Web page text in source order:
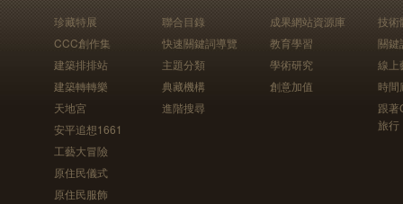
珍藏特展
CCC創作集
建築排排站
建築轉轉樂
天地宮
安平追想1661
工藝大冒險
原住民儀式
原住民服飾
聯合目錄
快速關鍵詞導覽
主題分類
典藏機構
進階搜尋
成果網站資源庫
教育學習
學術研究
創意加值
技術
關鍵
線上
時間
跟
旅行